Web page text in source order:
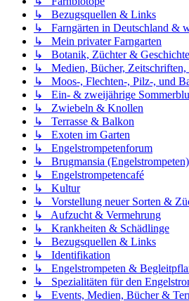
↳ Bezugsquellen & Links
↳ Farngärten in Deutschland &
↳ Mein privater Farngarten
↳ Botanik, Züchter & Geschichte
↳ Medien, Bücher, Zeitschriften,
↳ Moos-, Flechten-, Pilz-, und
↳ Ein- & zweijährige
↳ Zwiebeln & Knollen
↳ Terrasse & Balkon
↳ Exoten im Garten
↳ Engelstrompetenforum
↳ Brugmansia (Engelstrompeten)
↳ Engelstrompetencafé
↳ Kultur
↳ Vorstellung neuer Sorten &
↳ Aufzucht & Vermehrung
↳ Krankheiten & Schädlinge
↳ Bezugsquellen & Links
↳ Identifikation
↳ Engelstrompeten &
↳ Spezialitäten für den
↳ Events, Medien, Bücher &